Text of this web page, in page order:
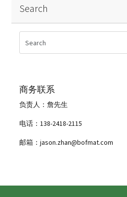
Search
商务联系
负责人：詹先生
电话：138-2418-2115
邮箱：jason.zhan@bofmat.com